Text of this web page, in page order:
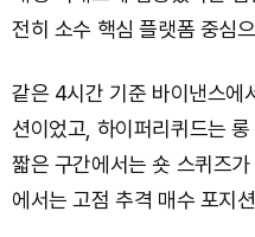
전히 소수 핵심 플랫폼 중심
같은 4시간 기준 바이낸스에
션이었고, 하이퍼리퀴드는
짧은 구간에서는 숏 스퀴즈
에서는 고점 추격 매수 포지